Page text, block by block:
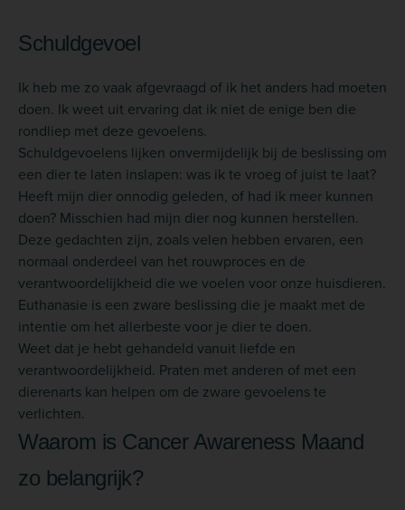
Schuldgevoel
Ik heb me zo vaak afgevraagd of ik het anders had moeten
doen. Ik weet uit ervaring dat ik niet de enige ben die
rondliep met deze gevoelens.
Schuldgevoelens lijken onvermijdelijk bij de beslissing om
een dier te laten inslapen: was ik te vroeg of juist te laat?
Heeft mijn dier onnodig geleden, of had ik meer kunnen
doen? Misschien had mijn dier nog kunnen herstellen.
Deze gedachten zijn, zoals velen hebben ervaren, een
normaal onderdeel van het rouwproces en de
verantwoordelijkheid die we voelen voor onze huisdieren.
Euthanasie is een zware beslissing die je maakt met de
intentie om het allerbeste voor je dier te doen.
Weet dat je hebt gehandeld vanuit liefde en
verantwoordelijkheid. Praten met anderen of met een
dierenarts kan helpen om de zware gevoelens te
verlichten.
Waarom is Cancer Awareness Maand
zo belangrijk?